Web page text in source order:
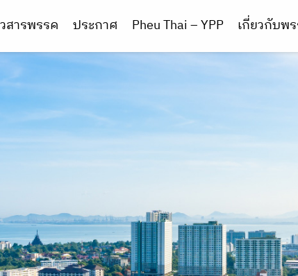
สารพรรค ประกาศ Pheu Thai – YPP เกี่ยวกับพ